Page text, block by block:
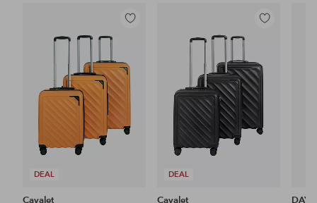
DEAL
Legg
Cavalet
DEAL
Legg
Cavalet DAY